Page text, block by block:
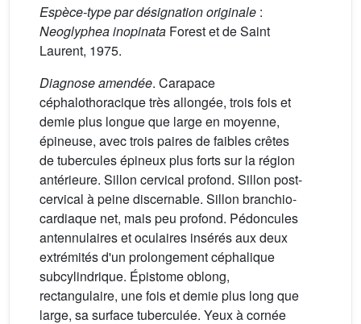
Espèce-type par désignation originale :
Neoglyphea inopinata Forest et de Saint
Laurent, 1975.
Diagnose amendée. Carapace
céphalothoracique très allongée, trois fois et
demie plus longue que large en moyenne,
épineuse, avec trois paires de faibles crêtes
de tubercules épineux plus forts sur la région
antérieure. Sillon cervical profond. Sillon post-
cervical à peine discernable. Sillon branchio-
cardiaque net, mais peu profond. Pédoncules
antennulaires et oculaires insérés aux deux
extrémités d'un prolongement céphalique
subcylindrique. Épistome oblong,
rectangulaire, une fois et demie plus long que
large, sa surface tuberculée. Yeux à cornée